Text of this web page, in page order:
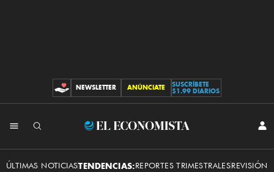
CONTRIBUCIONES
NEWSLETTER ANÚNCIATE
SUSCRÍBETE
$1.99 DIARIOS
El
Economista
ÚLTIMAS NOTICIASTENDENCIAS:REPORTES TRIMESTRALESREVISIÓN